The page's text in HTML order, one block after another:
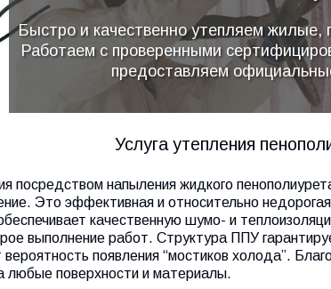
Быстро и качественно утепляем
Работаем с проверенными
предоставляем
Услуга утепления
посредством напыления жидкого
Это эффективная и относительно
качественную шумо- и
выполнение работ. Структура ППУ
вероятность появления “мостиков холода”.
любые поверхности и материалы.